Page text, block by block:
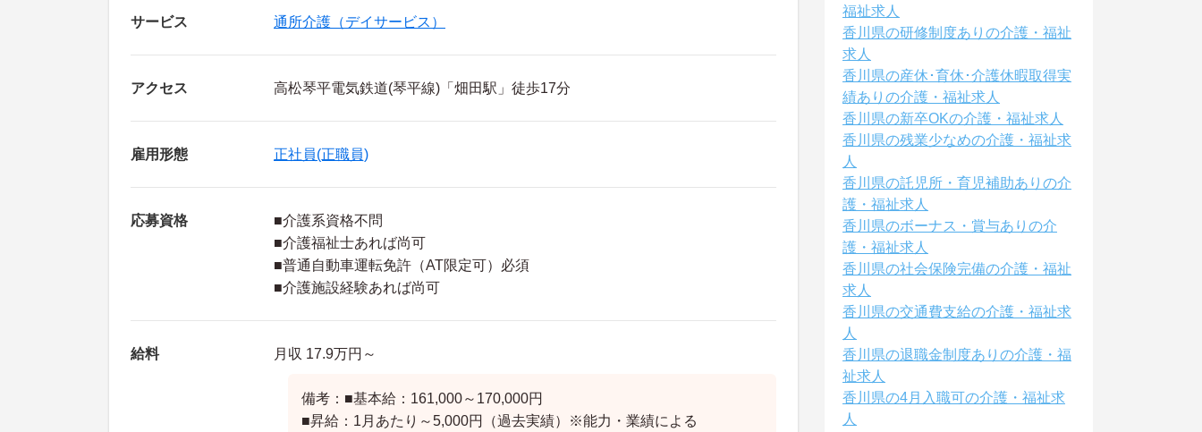
サービス 通所介護（デイサービス）
アクセス 高松琴平電気鉄道(琴平線)「畑田駅」徒歩17分
雇用形態 正社員(正職員)
応募資格
■介護系資格不問
■介護福祉士あれば尚可
■普通自動車運転免許（AT限定可）必須
■介護施設経験あれば尚可
給料 月収 17.9万円～
備考：■基本給：161,000～170,000円
■昇給：1月あたり～5,000円（過去実績）※能力・業績による
福祉求人
香川県の研修制度ありの介護・福祉
求人
香川県の産休･育休･介護休暇取得実
績ありの介護・福祉求人
香川県の新卒OKの介護・福祉求人
香川県の残業少なめの介護・福祉求
人
香川県の託児所・育児補助ありの介
護・福祉求人
香川県のボーナス・賞与ありの介
護・福祉求人
香川県の社会保険完備の介護・福祉
求人
香川県の交通費支給の介護・福祉求
人
香川県の退職金制度ありの介護・福
祉求人
香川県の4月入職可の介護・福祉求
人